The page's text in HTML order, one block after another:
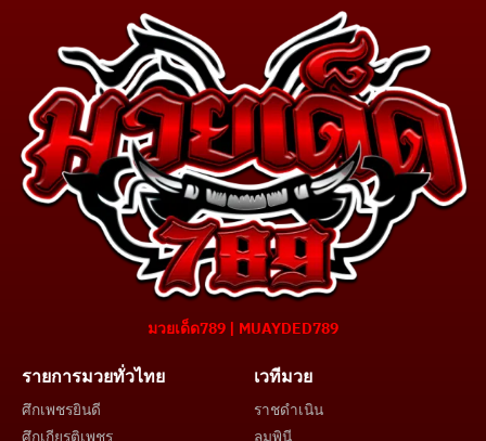
มวยเด็ด789 | MUAYDED789
รายการมวยทั่วไทย
ศึกเพชรยินดี
เวทีมวย
ราชดำเนิน